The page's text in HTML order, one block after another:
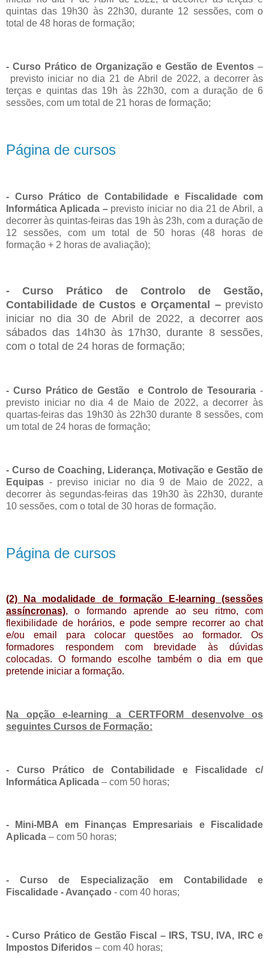
quintas das 19h30 às 22h30, durante 12 sessões, com o
total de 48 horas de formação;
- Curso Prático de Organização e Gestão de Eventos –
previsto iniciar no dia 21 de Abril de 2022, a decorrer às
terças e quintas das 19h às 22h30, com a duração de 6
sessões, com um total de 21 horas de formação;
Página de cursos
- Curso Prático de Contabilidade e Fiscalidade com
Informática Aplicada – previsto iniciar no dia 21 de Abril, a
decorrer às quintas-feiras das 19h às 23h, com a duração de
12 sessões, com um total de 50 horas (48 horas de
formação + 2 horas de avaliação);
- Curso Prático de Controlo de Gestão,
Contabilidade de Custos e Orçamental
– previsto
iniciar no dia 30 de Abril de 2022, a decorrer aos
sábados das 14h30 às 17h30, durante 8 sessões,
com o total de 24 horas de formação;
- Curso Prático de Gestão e Controlo de Tesouraria -
previsto iniciar no dia 4 de Maio de 2022, a decorrer às
quartas-feiras das 19h30 às 22h30 durante 8 sessões, com
um total de 24 horas de formação;
- Curso de Coaching, Liderança, Motivação e Gestão de
Equipas - previso iniciar no dia 9 de Maio de 2022, a
decorrer às segundas-feiras das 19h30 às 22h30, durante
10 sessões, com o total de 30 horas de formação.
Página de cursos
(2) Na modalidade de formação E-learning (sessões
assíncronas), o formando aprende ao seu ritmo, com
flexibilidade de horários, e pode sempre recorrer ao chat
e/ou email para colocar questões ao formador. Os
formadores respondem com brevidade às dúvidas
colocadas. O formando escolhe também o dia em que
pretende iniciar a formação.
Na opção e-learning a CERTFORM desenvolve os
seguintes Cursos de Formação:
- Curso Prático de Contabilidade e Fiscalidade c/
Informática Aplicada – com 50 horas;
- Mini-MBA em Finanças Empresariais e Fiscalidade
Aplicada – com 50 horas;
- Curso de Especialização em Contabilidade e
Fiscalidade - Avançado - com 40 horas;
- Curso Prático de Gestão Fiscal – IRS, TSU, IVA, IRC e
Impostos Diferidos – com 40 horas;